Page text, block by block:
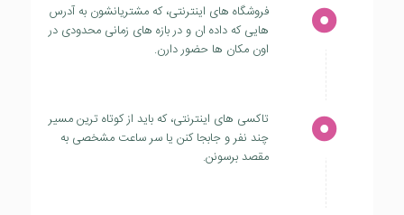
فروشگاه های اینترنتی، که مشتریانشون به آدرس
هایی که داده ان و در بازه های زمانی محدودی در
اون مکان ها حضور دارن.
تاکسی های اینترنتی، که باید از کوتاه ترین مسیر
چند نفر و جابجا کنن یا سر ساعت مشخصی به
مقصد برسونن.